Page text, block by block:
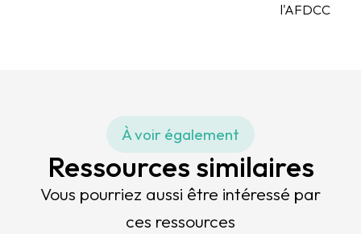
l'AFDCC
À voir également
Ressources similaires
Vous pourriez aussi être intéressé par
ces ressources